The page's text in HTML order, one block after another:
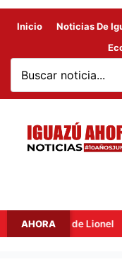
Inicio Noticias De
AHORA
padre de Lionel